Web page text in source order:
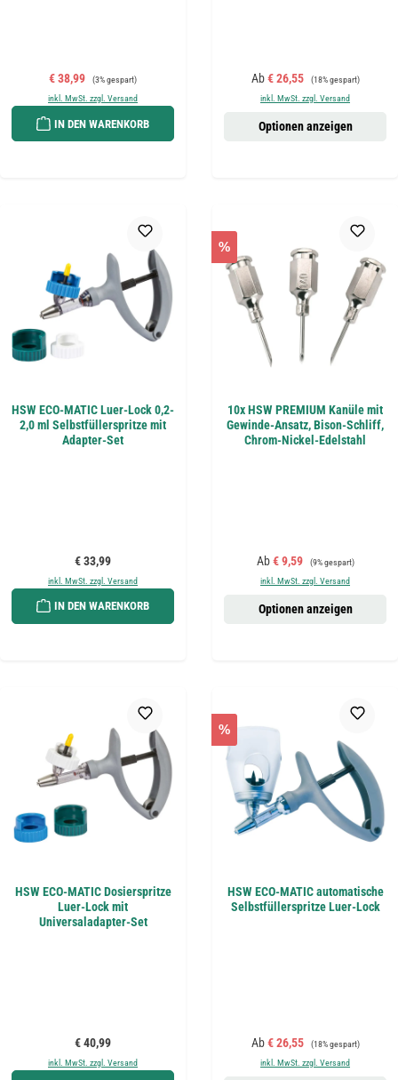
Verkaufspreis:
€ 38,99 Regulärer Preis:
(3% gespart)
inkl. MwSt. zzgl. Versand
IN DEN WARENKORB
Verkaufspreis:
Ab€ 26,55 Regulärer Preis:
(18% gespart)
inkl. MwSt. zzgl. Versand
Optionen anzeigen
HSW ECO-MATIC Luer-Lock 0,2-
2,0 ml Selbstfüllerspritze mit
Adapter-Set
Regulärer Preis:
€ 33,99
inkl. MwSt. zzgl. Versand
IN DEN WARENKORB
%
10x HSW PREMIUM Kanüle mit
Gewinde-Ansatz, Bison-Schliff,
Chrom-Nickel-Edelstahl
Verkaufspreis:
Ab€ 9,59 Regulärer Preis:
(9% gespart)
inkl. MwSt. zzgl. Versand
Optionen anzeigen
HSW ECO-MATIC Dosierspritze
Luer-Lock mit
Universaladapter-Set
Regulärer Preis:
€ 40,99
inkl. MwSt. zzgl. Versand
%
HSW ECO-MATIC automatische
Selbstfüllerspritze Luer-Lock
Verkaufspreis:
Ab€ 26,55 Regulärer Preis:
(18% gespart)
inkl. MwSt. zzgl. Versand